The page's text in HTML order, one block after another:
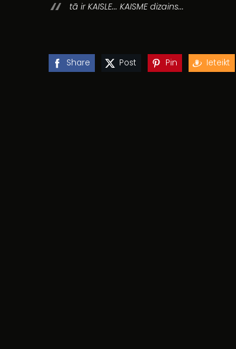
tā ir KAISLE... KAISME dizains...
Share Post Pin Ieteikt